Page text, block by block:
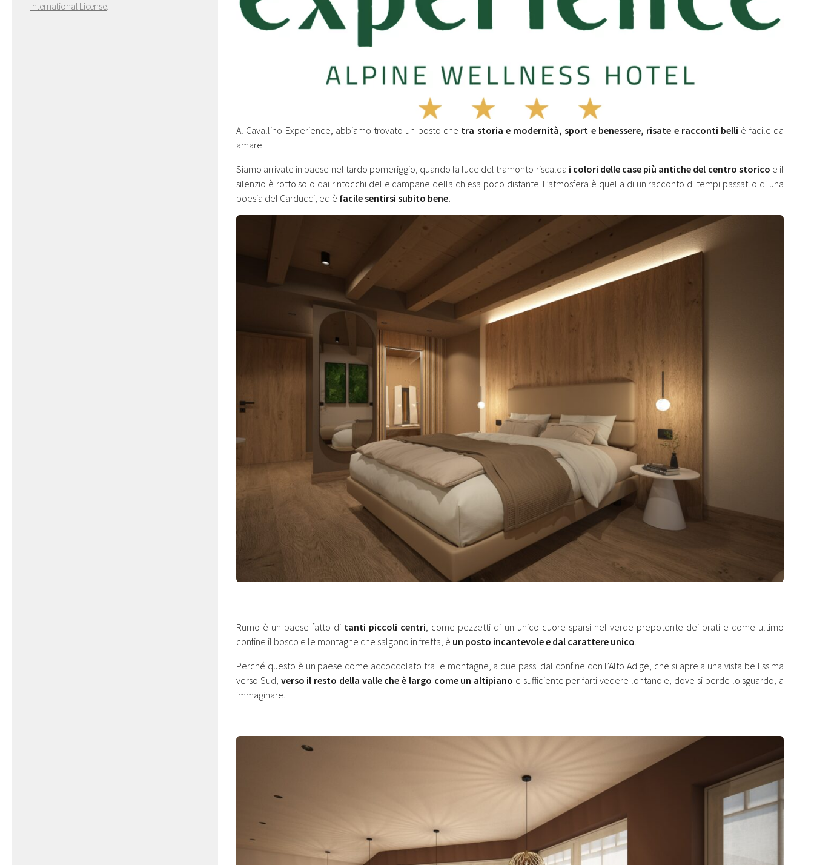
Al Cavallino Experience, abbiamo trovato un posto che tra storia e modernità, sport e benessere, risate e racconti belli è facile da
amare.
Siamo arrivate in paese nel tardo pomeriggio, quando la luce del tramonto riscalda i colori delle case più antiche del centro storico e il
silenzio è rotto solo dai rintocchi delle campane della chiesa poco distante. L’atmosfera è quella di un racconto di tempi passati o di una
poesia del Carducci, ed è facile sentirsi subito bene.
Rumo è un paese fatto di tanti piccoli centri, come pezzetti di un unico cuore sparsi nel verde prepotente dei prati e come ultimo
confine il bosco e le montagne che salgono in fretta, è un posto incantevole e dal carattere unico.
Perché questo è un paese come accoccolato tra le montagne, a due passi dal confine con l’Alto Adige, che si apre a una vista bellissima
verso Sud, verso il resto della valle che è largo come un altipiano e sufficiente per farti vedere lontano e, dove si perde lo sguardo, a
immaginare.
International License.